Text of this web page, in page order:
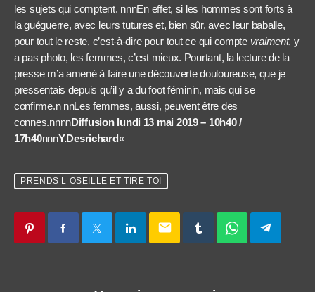
les sujets qui comptent. nnnEn effet, si les hommes sont forts à
la guéguerre, avec leurs tutures et, bien sûr, avec leur baballe,
pour tout le reste, c’est-à-dire pour tout ce qui compte vraiment, y
a pas photo, les femmes, c’est mieux. Pourtant, la lecture de la
presse m’a amené à faire une découverte douloureuse, que je
pressentais depuis qu’il y a du foot féminin, mais qui se
confirme.n nnLes femmes, aussi, peuvent être des
connes.nnnnDiffusion lundi 13 mai 2019 – 10h40 /
17h40nnnY.Desrichard«
PRENDS L OSEILLE ET TIRE TOI
email